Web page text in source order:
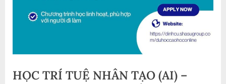
HỌC TRÍ TUỆ NHÂN TẠO (AI) –